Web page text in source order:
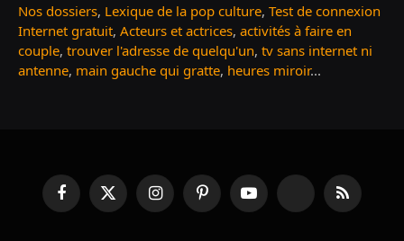
Nos dossiers, Lexique de la pop culture, Test de connexion
Internet gratuit, Acteurs et actrices, activités à faire en
couple, trouver l'adresse de quelqu'un, tv sans internet ni
antenne, main gauche qui gratte, heures miroir...
FacebookX
(Twitter)
InstagramPinterestYouTube TikTok RSS